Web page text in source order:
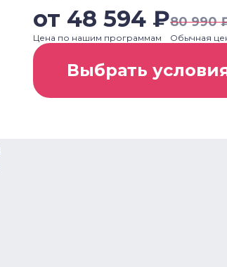
от 48 594 ₽
Цена по нашим программам
80 990
Обычная
Выбрать